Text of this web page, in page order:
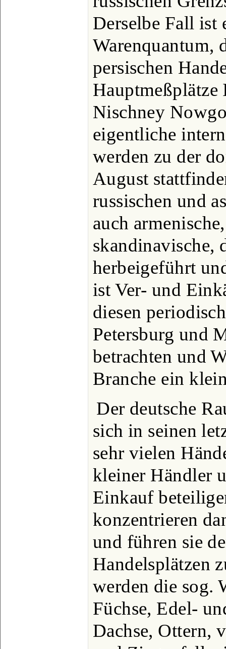
Derselbe Fall ist
Warenquantum,
persischen
Nischney
eigentliche
werden zu der
August
russischen und
auch
skandinavische,
herbeigeführt
ist Ver- und
diesen
Petersburg und
betrachten und
Branche ein
Der deutsche
sich in seinen
sehr vielen
kleiner Händler
Einkauf
konzentrieren
und führen sie
Handelsplätzen
werden die sog.
Füchse, Edel-
Dachse, Ottern,